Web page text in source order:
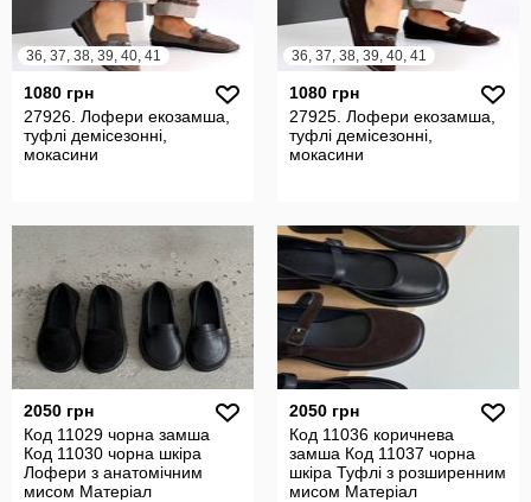
36, 37, 38, 39, 40, 41
1080 грн
27926. Лофери екозамша,
туфлі демісезонні,
мокасини
36, 37, 38, 39, 40, 41
1080 грн
27925. Лофери екозамша,
туфлі демісезонні,
мокасини
2050 грн
Код 11029 чорна замша
Код 11030 чорна шкіра
Лофери з анатомічним
мисом Матеріал
2050 грн
Код 11036 коричнева
замша Код 11037 чорна
шкіра Туфлі з розширенним
мисом Матеріал